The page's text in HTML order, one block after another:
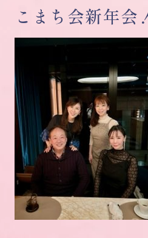
こまち会新年会